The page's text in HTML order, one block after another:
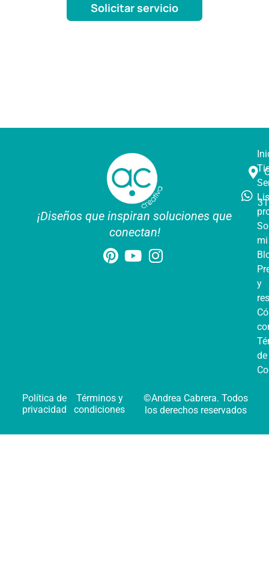
Solicitar servicio
¡Diseños que inspiran soluciones que
conectan!
mi
y
Política de
privacidad
Términos y
condiciones
©Andrea Cabrera. Todos
los derechos reservados